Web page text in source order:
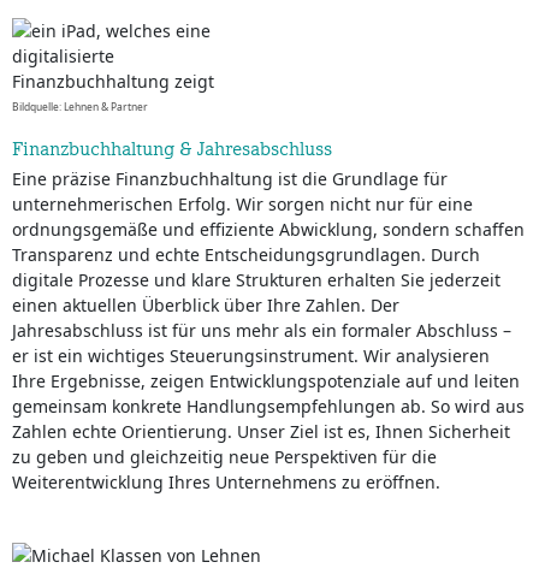
Bildquelle: Lehnen & Partner
Finanzbuchhaltung & Jahresabschluss
Eine präzise Finanzbuchhaltung ist die Grundlage für
unternehmerischen Erfolg. Wir sorgen nicht nur für eine
ordnungsgemäße und effiziente Abwicklung, sondern schaffen
Transparenz und echte Entscheidungsgrundlagen. Durch
digitale Prozesse und klare Strukturen erhalten Sie jederzeit
einen aktuellen Überblick über Ihre Zahlen. Der
Jahresabschluss ist für uns mehr als ein formaler Abschluss –
er ist ein wichtiges Steuerungsinstrument. Wir analysieren
Ihre Ergebnisse, zeigen Entwicklungspotenziale auf und leiten
gemeinsam konkrete Handlungsempfehlungen ab. So wird aus
Zahlen echte Orientierung. Unser Ziel ist es, Ihnen Sicherheit
zu geben und gleichzeitig neue Perspektiven für die
Weiterentwicklung Ihres Unternehmens zu eröffnen.